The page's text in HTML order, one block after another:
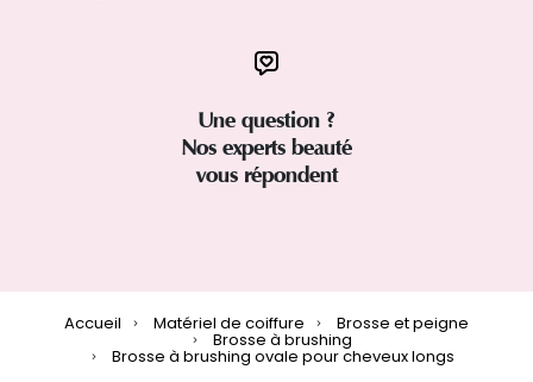
Une question ?
Nos experts beauté
vous répondent
Accueil Matériel de coiffure Brosse et peigne
Brosse à brushing
Brosse à brushing ovale pour cheveux longs